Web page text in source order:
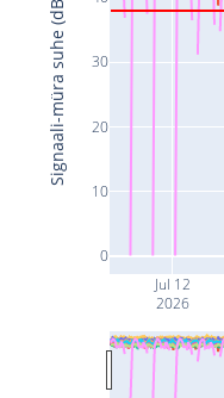
Jul 12
2026
0
10
20
30
Signaali-müra suhe (dB)